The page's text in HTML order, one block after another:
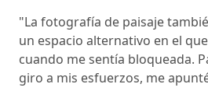
"La fotografía de paisaje
un espacio alternativo en el
cuando me sentía bloqueada.
giro a mis esfuerzos, me